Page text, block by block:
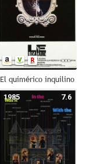
El quimérico inquilino
7.6
1985